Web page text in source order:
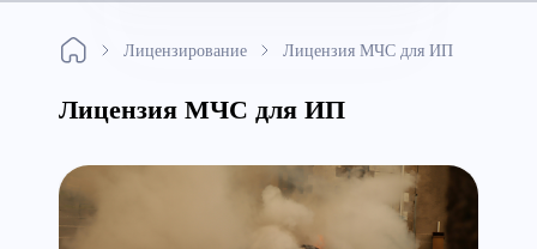
Лицензирование Лицензия МЧС для ИП
Лицензия МЧС для ИП